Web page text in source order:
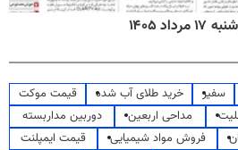
۱۴۰۵
سفیر خرید طلای آب شده
قیمت موکت
مداحی اربعین
دوربین مداربسته
فروش مواد شیمیایی
قیمت ایمپلنت